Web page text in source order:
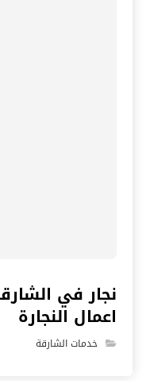
اعمال النجارة
خدمات الشارقة